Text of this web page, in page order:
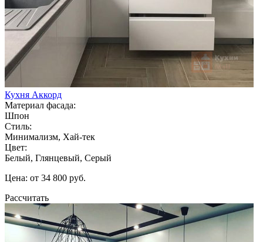
Кухня Аккорд
Материал фасада:
Шпон
Стиль:
Минимализм, Хай-тек
Цвет:
Белый, Глянцевый, Серый
Цена: от 34 800 руб.
Рассчитать